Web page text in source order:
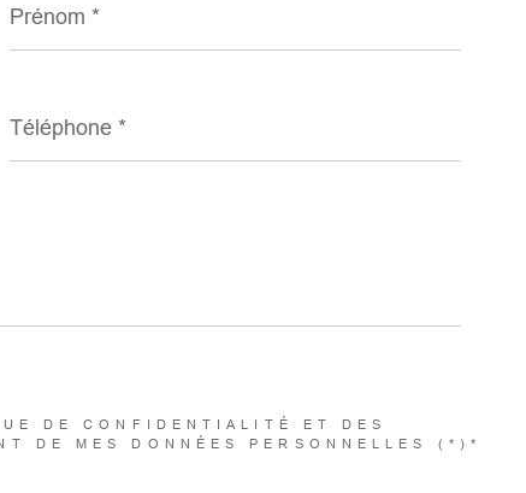
*
*
DE CONFIDENTIALITÉ ET DES
DE MES DONNÉES PERSONNELLES (*)*